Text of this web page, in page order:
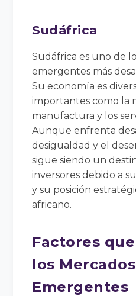
Sudáfrica
Sudáfrica es uno de
emergentes más
Su economía es
importantes como la
manufactura y los
Aunque enfrenta
desigualdad y el
sigue siendo un
inversores debido a
y su posición
africano.
Factores
los Mercados
Emergentes